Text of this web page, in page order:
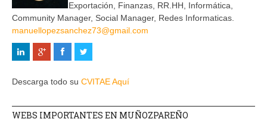
Exportación, Finanzas, RR.HH, Informática,
Community Manager, Social Manager, Redes Informaticas.
manuellopezsanchez73@gmail.com
Descarga todo su CVITAE Aquí
WEBS IMPORTANTES EN MUÑOZPAREÑO